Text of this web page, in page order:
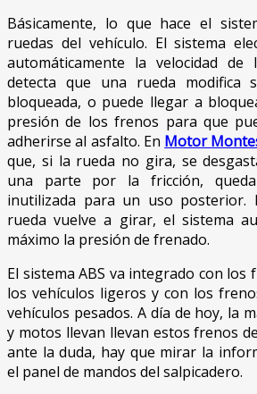
Básicamente, lo que hace el
ruedas del vehículo. El sistema
automáticamente la velocidad de
detecta que una rueda modifica
bloqueada, o puede llegar a
presión de los frenos para que
adherirse al asfalto. En Motor
que, si la rueda no gira, se
una parte por la fricción,
inutilizada para un uso posterior.
rueda vuelve a girar, el sistema
máximo la presión de frenado.
El sistema ABS va integrado con los
los vehículos ligeros y con los
vehículos pesados. A día de hoy, la
y motos llevan llevan estos frenos
ante la duda, hay que mirar la
el panel de mandos del salpicadero.